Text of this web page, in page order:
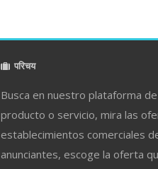
परिचय
Busca en nuestro plataforma
producto o servicio, mira las
establecimientos comerciales
anunciantes, escoge la oferta